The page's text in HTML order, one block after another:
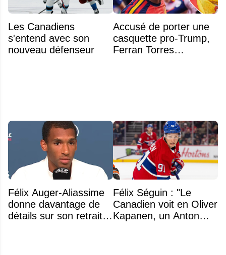
Les Canadiens
s'entend avec son
nouveau défenseur
Accusé de porter une
casquette pro-Trump,
Ferran Torres
Félix Auger-Aliassime
donne davantage de
détails sur son retrait
Félix Séguin : "Le
Canadien voit en Oliver
Kapanen, un Anton